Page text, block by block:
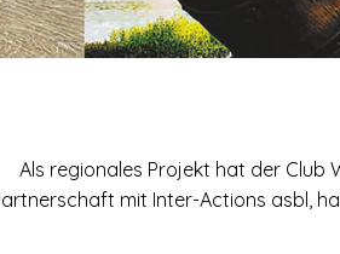
Als regionales Projekt hat der Club
mit Inter-Actions asbl,